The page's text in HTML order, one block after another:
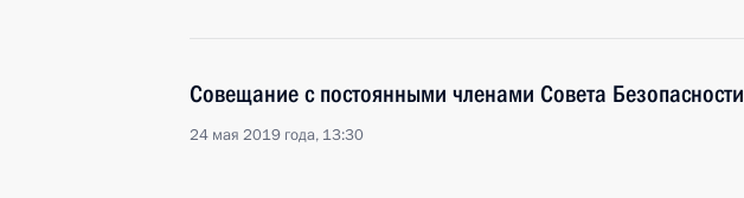
Совещание с постоянными членами Совета Безопасности
24 мая 2019 года, 13:30